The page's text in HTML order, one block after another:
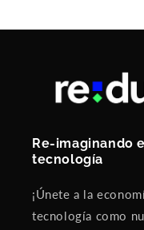
Re-imaginando
tecnología
¡Únete a la
tecnología como